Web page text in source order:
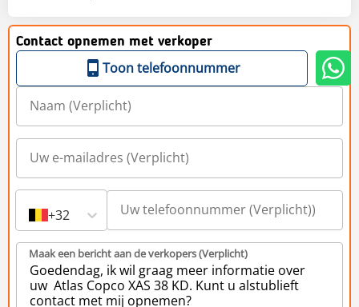
Contact opnemen met verkoper
Toon telefoonnummer
+32
Maak een bericht aan de verkopers (Verplicht)